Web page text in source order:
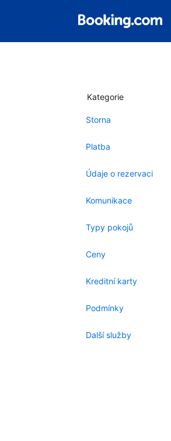
Kategorie
Storna
Platba
Údaje o rezervaci
Komunikace
Typy pokojů
Ceny
Kreditní karty
Podmínky
Další služby